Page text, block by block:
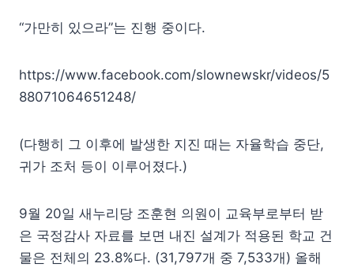
“가만히 있으라”는 진행 중이다.
https://www.facebook.com/slownewskr/videos/5
88071064651248/
(다행히 그 이후에 발생한 지진 때는 자율학습 중단,
귀가 조처 등이 이루어졌다.)
9월 20일 새누리당 조훈현 의원이 교육부로부터 받
은 국정감사 자료를 보면 내진 설계가 적용된 학교 건
물은 전체의 23.8%다. (31,797개 중 7,533개) 올해